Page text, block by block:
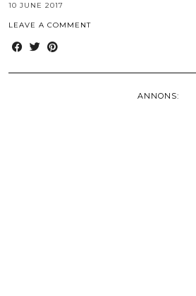
10 JUNE 2017
LEAVE A COMMENT
ANNONS: